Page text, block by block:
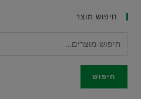
חיפוש מוצר
חיפוש